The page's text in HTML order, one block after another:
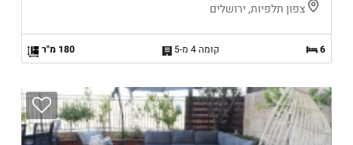
צפון תלפיות, ירושלים
6 קומה 4 מ-5 180 מ"ר